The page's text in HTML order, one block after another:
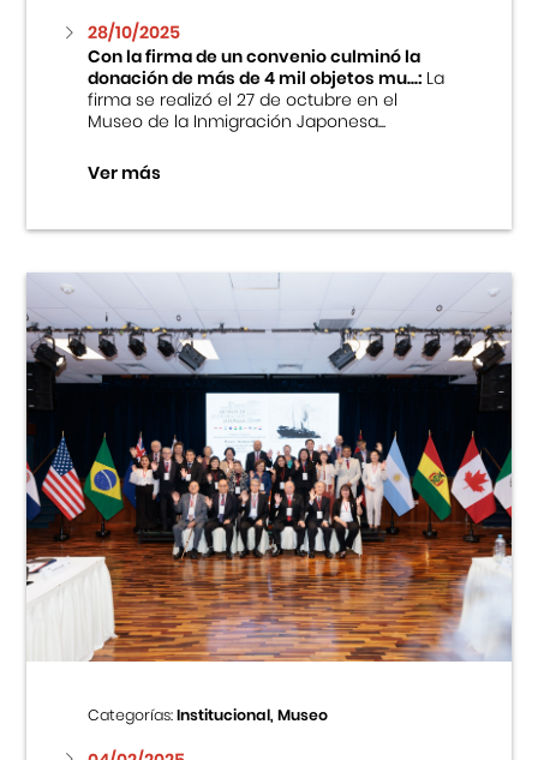
28/10/2025
Con la firma de un convenio culminó la
donación de más de 4 mil objetos mu...:La
firma se realizó el 27 de octubre en el
Museo de la Inmigración Japonesa...
Ver más
Categorías:Institucional, Museo